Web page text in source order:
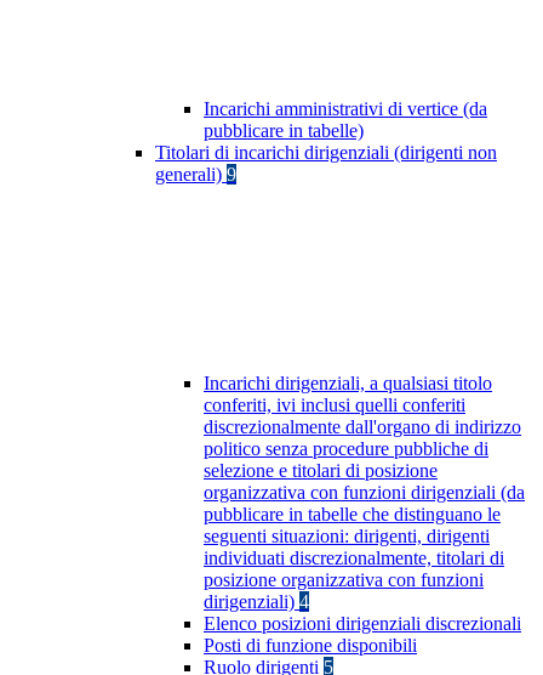
Incarichi amministrativi di vertice (da
pubblicare in tabelle)
Titolari di incarichi dirigenziali (dirigenti non
generali) 9
Incarichi dirigenziali, a qualsiasi titolo
conferiti, ivi inclusi quelli conferiti
discrezionalmente dall'organo di indirizzo
politico senza procedure pubbliche di
selezione e titolari di posizione
organizzativa con funzioni dirigenziali (da
pubblicare in tabelle che distinguano le
seguenti situazioni: dirigenti, dirigenti
individuati discrezionalmente, titolari di
posizione organizzativa con funzioni
dirigenziali) 4
Elenco posizioni dirigenziali discrezionali
Posti di funzione disponibili
Ruolo dirigenti 5